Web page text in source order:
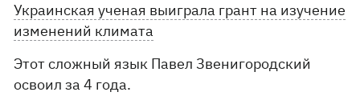
Украинская ученая выиграла грант на изучение
изменений климата
Этот сложный язык Павел Звенигородский
освоил за 4 года.